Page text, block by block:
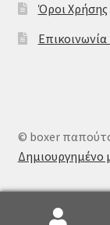
Όροι Χρήσης
© boxer
Δημιουργημένο